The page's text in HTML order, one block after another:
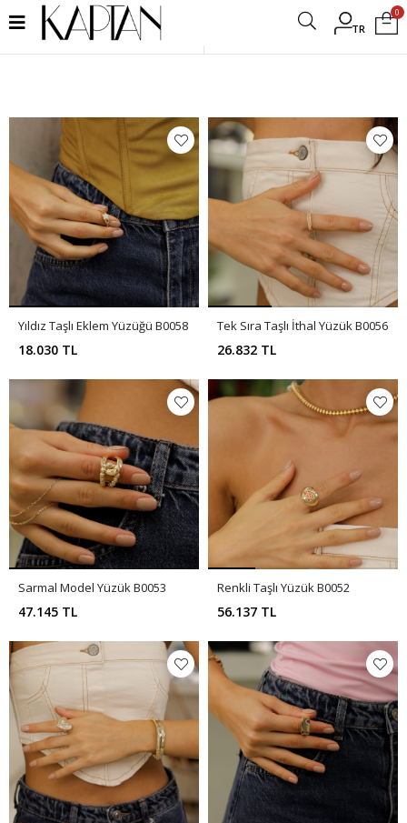
TR
0
Filtrele
Yıldız Taşlı Eklem Yüzüğü B0058
18.030 TL
Tek Sıra Taşlı İthal Yüzük B0056
26.832 TL
Sarmal Model Yüzük B0053
47.145 TL
Renkli Taşlı Yüzük B0052
56.137 TL